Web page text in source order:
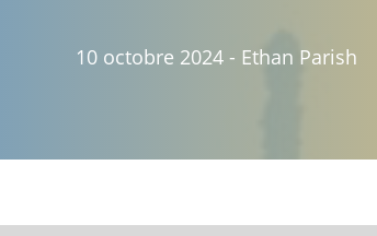
10 octobre 2024 - Ethan Parish